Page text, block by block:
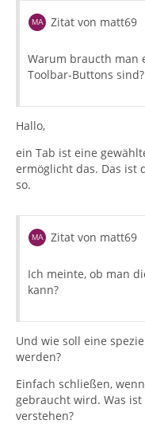
Zitat von matt69
Warum braucth man
Toolbar-Buttons sind?
Hallo,
ein Tab ist eine
ermöglicht das. Das ist
so.
Zitat von matt69
Ich meinte, ob man
kann?
Und wie soll eine
werden?
Einfach schließen,
gebraucht wird. Was
verstehen?